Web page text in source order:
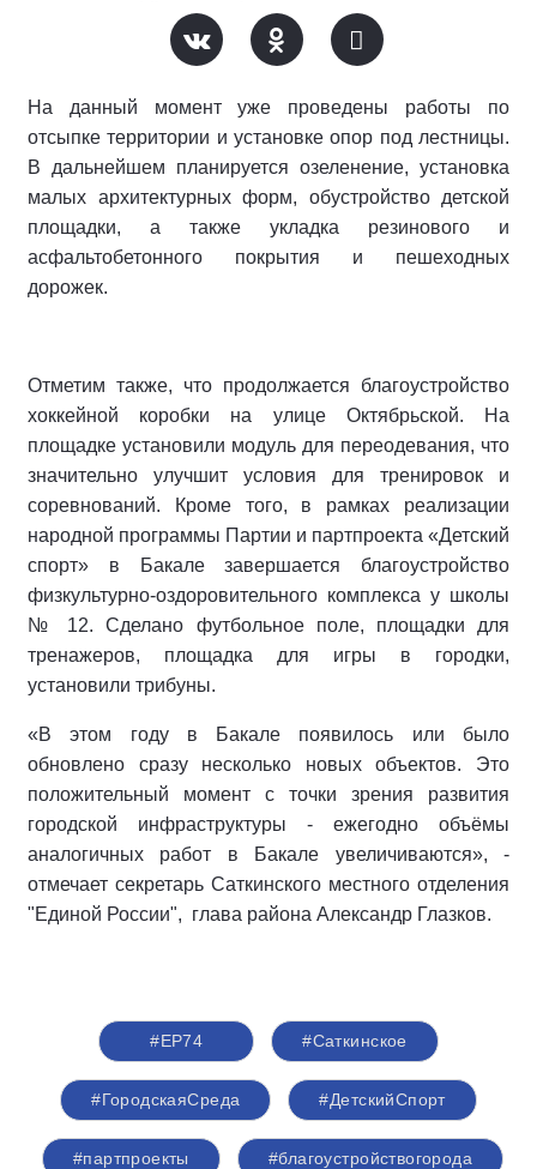
На данный момент уже проведены работы по
отсыпке территории и установке опор под лестницы.
В дальнейшем планируется озеленение, установка
малых архитектурных форм, обустройство детской
площадки, а также укладка резинового и
асфальтобетонного покрытия и пешеходных
дорожек.
Отметим также, что продолжается благоустройство
хоккейной коробки на улице Октябрьской. На
площадке установили модуль для переодевания, что
значительно улучшит условия для тренировок и
соревнований. Кроме того, в рамках реализации
народной программы Партии и партпроекта «Детский
спорт» в Бакале завершается благоустройство
физкультурно-оздоровительного комплекса у школы
№ 12. Сделано футбольное поле, площадки для
тренажеров, площадка для игры в городки,
установили трибуны.
«В этом году в Бакале появилось или было
обновлено сразу несколько новых объектов. Это
положительный момент с точки зрения развития
городской инфраструктуры - ежегодно объёмы
аналогичных работ в Бакале увеличиваются», -
отмечает секретарь Саткинского местного отделения
"Единой России", глава района Александр Глазков.
#ЕР74 #Саткинское
#ГородскаяСреда #ДетскийСпорт
#партпроекты #благоустройствогорода